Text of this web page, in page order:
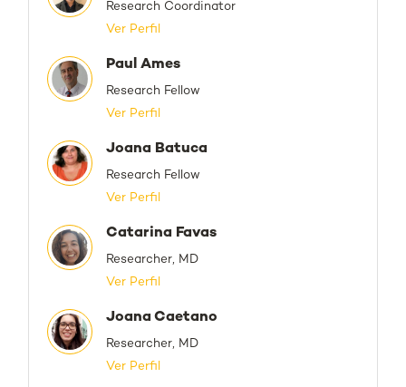
Research Coordinator
Ver Perfil
Paul Ames
Research Fellow
Ver Perfil
Joana Batuca
Research Fellow
Ver Perfil
Catarina Favas
Researcher, MD
Ver Perfil
Joana Caetano
Researcher, MD
Ver Perfil